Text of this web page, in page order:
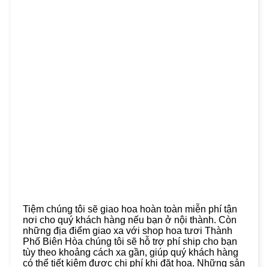
Tiệm chúng tôi sẽ giao hoa hoàn toàn miễn phí tận
nơi cho quý khách hàng nếu bạn ở nội thành. Còn
những địa điểm giao xa với shop hoa tươi Thành
Phố Biên Hòa chúng tôi sẽ hỗ trợ phí ship cho bạn
tùy theo khoảng cách xa gần, giúp quý khách hàng
có thể tiết kiệm được chi phí khi đặt hoa. Những sản